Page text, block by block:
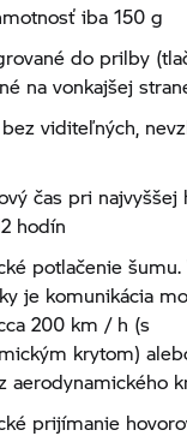
iba 150 g
do prilby
na vonkajšej
viditeľných,
čas pri najvyššej
hodín
potlačenie šumu.
je komunikácia
200 km / h (s
krytom)
aerodynamického
prijímanie